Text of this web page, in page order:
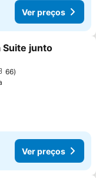
Ver preços
favoritos
Suite junto
66
Ver preços